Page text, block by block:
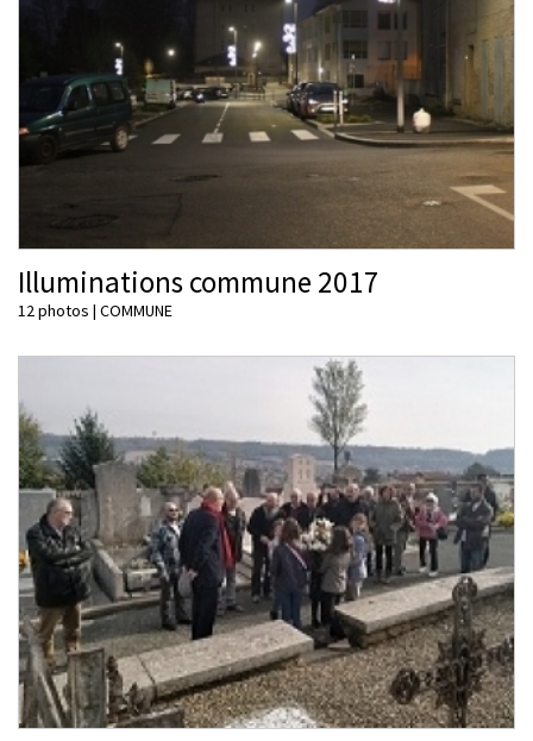
Illuminations commune 2017
12 photos | COMMUNE